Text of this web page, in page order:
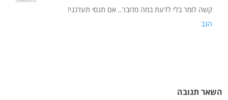
קשה לומר בלי לדעת במה מדובר.. אם תנסי תעדכני!
הגב
השאר תגובה